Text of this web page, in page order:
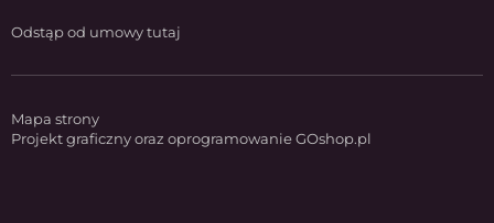
Odstąp od umowy tutaj
Mapa strony
Projekt graficzny oraz oprogramowanie GOshop.pl